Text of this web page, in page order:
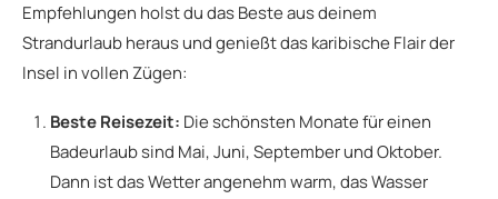
Empfehlungen holst du das Beste aus deinem
Strandurlaub heraus und genießt das karibische Flair der
Insel in vollen Zügen:
Beste Reisezeit: Die schönsten Monate für einen
Badeurlaub sind Mai, Juni, September und Oktober.
Dann ist das Wetter angenehm warm, das Wasser